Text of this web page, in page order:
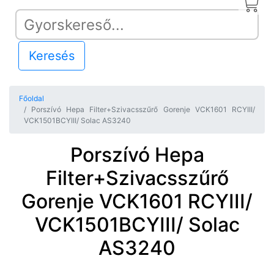
Keresés
Főoldal
Porszívó Hepa Filter+Szivacsszűrő Gorenje VCK1601 RCYIII/
VCK1501BCYIII/ Solac AS3240
Porszívó Hepa
Filter+Szivacsszűrő
Gorenje VCK1601 RCYIII/
VCK1501BCYIII/ Solac
AS3240